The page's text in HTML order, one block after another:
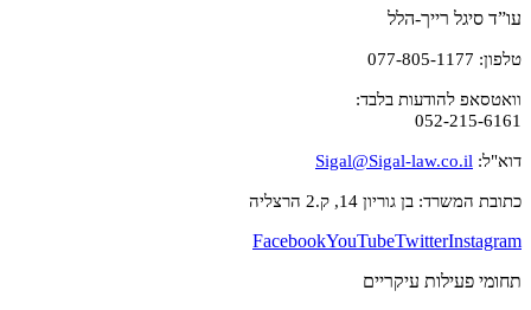
עו”ד סיגל רייך-הלל
טלפון: 077-805-1177
וואטסאפ להודעות בלבד:
052-215-6161
דוא"ל: Sigal@Sigal-law.co.il
כתובת המשרד: בן גוריון 14, ק.2 הרצליה
FacebookYouTubeTwitterInstagram
תחומי פעילות עיקריים